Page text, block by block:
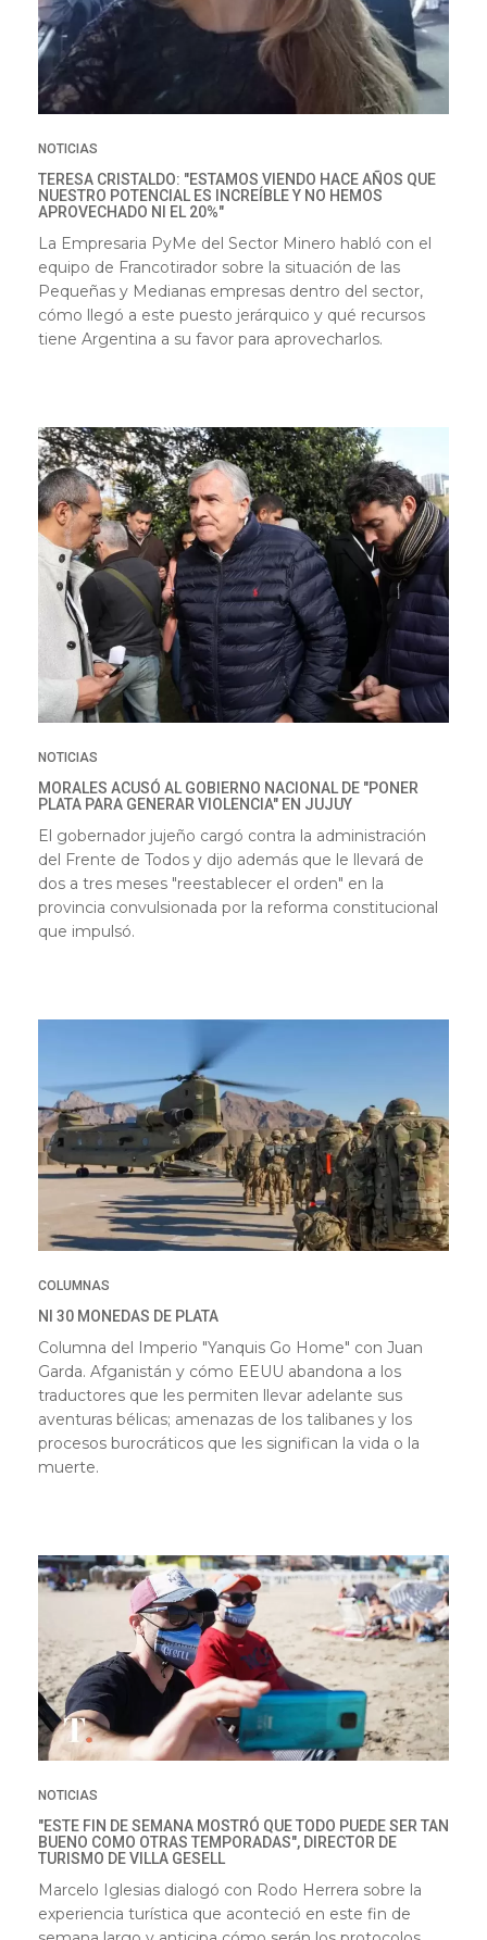
NOTICIAS
TERESA CRISTALDO: "ESTAMOS VIENDO HACE AÑOS QUE
NUESTRO POTENCIAL ES INCREÍBLE Y NO HEMOS
APROVECHADO NI EL 20%"
La Empresaria PyMe del Sector Minero habló con el
equipo de Francotirador sobre la situación de las
Pequeñas y Medianas empresas dentro del sector,
cómo llegó a este puesto jerárquico y qué recursos
tiene Argentina a su favor para aprovecharlos.
NOTICIAS
MORALES ACUSÓ AL GOBIERNO NACIONAL DE "PONER
PLATA PARA GENERAR VIOLENCIA" EN JUJUY
El gobernador jujeño cargó contra la administración
del Frente de Todos y dijo además que le llevará de
dos a tres meses "reestablecer el orden" en la
provincia convulsionada por la reforma constitucional
que impulsó.
COLUMNAS
NI 30 MONEDAS DE PLATA
Columna del Imperio "Yanquis Go Home" con Juan
Garda. Afganistán y cómo EEUU abandona a los
traductores que les permiten llevar adelante sus
aventuras bélicas; amenazas de los talibanes y los
procesos burocráticos que les significan la vida o la
muerte.
NOTICIAS
"ESTE FIN DE SEMANA MOSTRÓ QUE TODO PUEDE SER TAN
BUENO COMO OTRAS TEMPORADAS", DIRECTOR DE
TURISMO DE VILLA GESELL
Marcelo Iglesias dialogó con Rodo Herrera sobre la
experiencia turística que aconteció en este fin de